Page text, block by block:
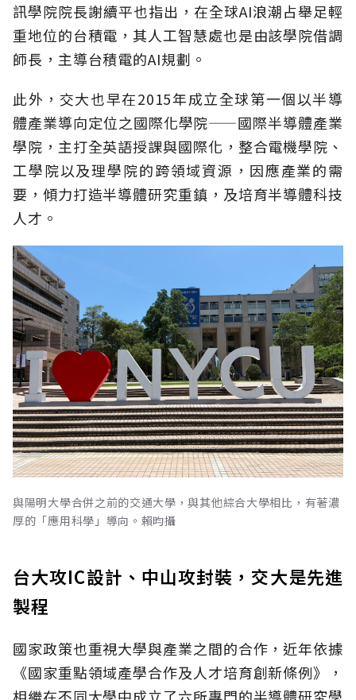
訊學院院長謝續平也指出，在全球AI浪潮占舉足輕
重地位的台積電，其人工智慧處也是由該學院借調
師長，主導台積電的AI規劃。
此外，交大也早在2015年成立全球第一個以半導
體產業導向定位之國際化學院——國際半導體產業
學院，主打全英語授課與國際化，整合電機學院、
工學院以及理學院的跨領域資源，因應產業的需
要，傾力打造半導體研究重鎮，及培育半導體科技
人才。
與陽明大學合併之前的交通大學，與其他綜合大學相比，有著濃
厚的「應用科學」導向。賴昀攝
台大攻IC設計、中山攻封裝，交大是先進
製程
國家政策也重視大學與產業之間的合作，近年依據
《國家重點領域產學合作及人才培育創新條例》，
相繼在不同大學中成立了六所專門的半導體研究學